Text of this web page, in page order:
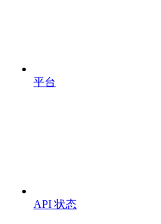
平台
API 状态